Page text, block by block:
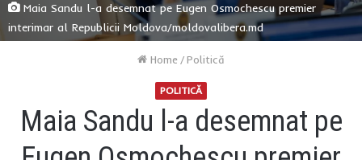
Maia Sandu l-a desemnat pe Eugen Osmochescu premier
interimar al Republicii Moldova/moldovalibera.md
Home /Politică
POLITICĂ
Maia Sandu l-a desemnat pe